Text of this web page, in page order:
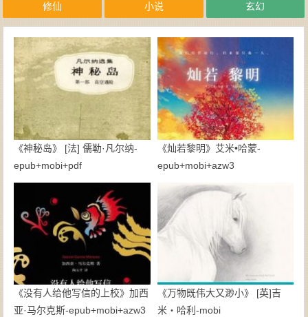
修仙 小说 玄幻
《神秘岛》 [法] 儒勒·凡尔纳-
epub+mobi+pdf
《灿若黎明》艾米•哈蒙-
epub+mobi+azw3
《没有人给他写信的上校》加西
亚·马尔克斯-epub+mobi+azw3
《万物既伟大又渺小》 [英]吉
米・哈利-mobi